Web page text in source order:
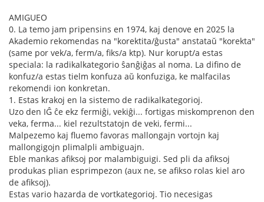
AMIGUEO
0. La temo jam pripensins en 1974, kaj denove en 2025 la
Akademio rekomendas na "korektita/ĝusta" anstataŭ "korekta"
(same por vek/a, ferm/a, fiks/a ktp). Nur korupt/a estas
speciala: la radikalkategorio ŝanĝiĝas al noma. La difino de
konfuz/a estas tielm konfuza aŭ konfuziga, ke malfacilas
rekomendi ion konkretan.
1. Estas krakoj en la sistemo de radikalkategorioj.
Uzo den IĜ ĉe ekz fermiĝi, vekiĝi... fortigas miskomprenon den
veka, ferma... kiel rezultstatojn de veki, fermi...
Malpezemo kaj fluemo favoras mallongajn vortojn kaj
mallongigojn plimalpli ambiguajn.
Eble mankas afiksoj por malambiguigi. Sed pli da afiksoj
produkas plian esprimpezon (aux ne, se afikso rolas kiel aro
de afiksoj).
Estas vario hazarda de vortkategorioj. Tio necesigas